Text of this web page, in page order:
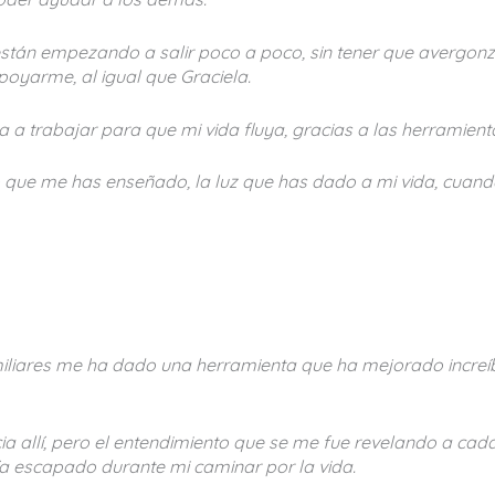
empezando a salir poco a poco, sin tener que
al igual que Graciela.
trabajar para que mi vida fluya, gracias a las
me has enseñado, la luz que has dado a mi vida,
me ha dado una herramienta que ha mejorado
allí, pero el entendimiento que se me fue revelando a
escapado durante mi caminar por la vida.